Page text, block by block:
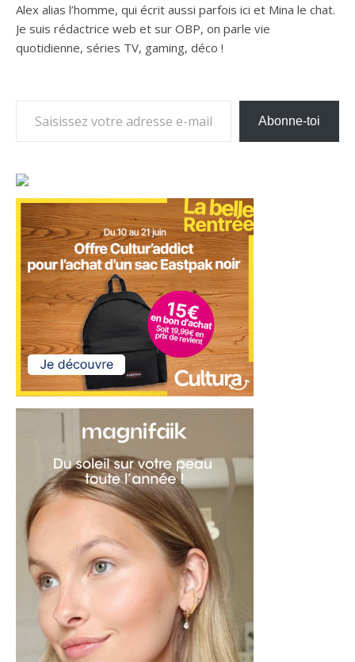
Alex alias l’homme, qui écrit aussi parfois ici et Mina le chat.
Je suis rédactrice web et sur OBP, on parle vie
quotidienne, séries TV, gaming, déco !
Abonne-toi